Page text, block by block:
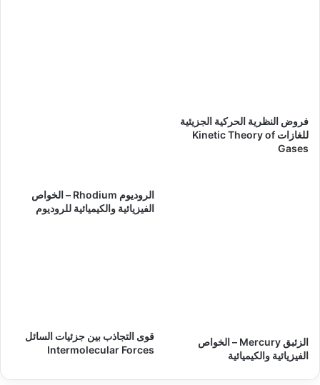
فروض النظرية الحركية الجزيئية
للغازات Kinetic Theory of
Gases
الروديوم Rhodium – الخواص
الفيزيائية والكيميائية للروديوم
الزئبق Mercury – الخواص
الفيزيائية والكيميائية
قوى التجاذب بين جزئيات السائل
Intermolecular Forces